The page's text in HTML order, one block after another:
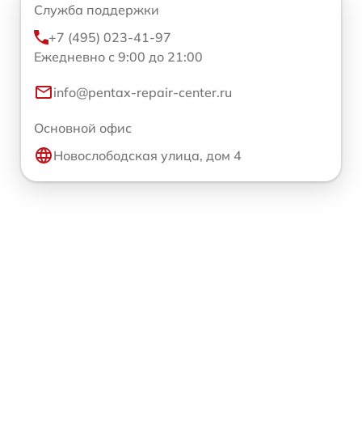
Служба поддержки
+7 (495) 023-41-97
Ежедневно с 9:00 до 21:00
info@pentax-repair-center.ru
Основной офис
Новослободская улица, дом 4